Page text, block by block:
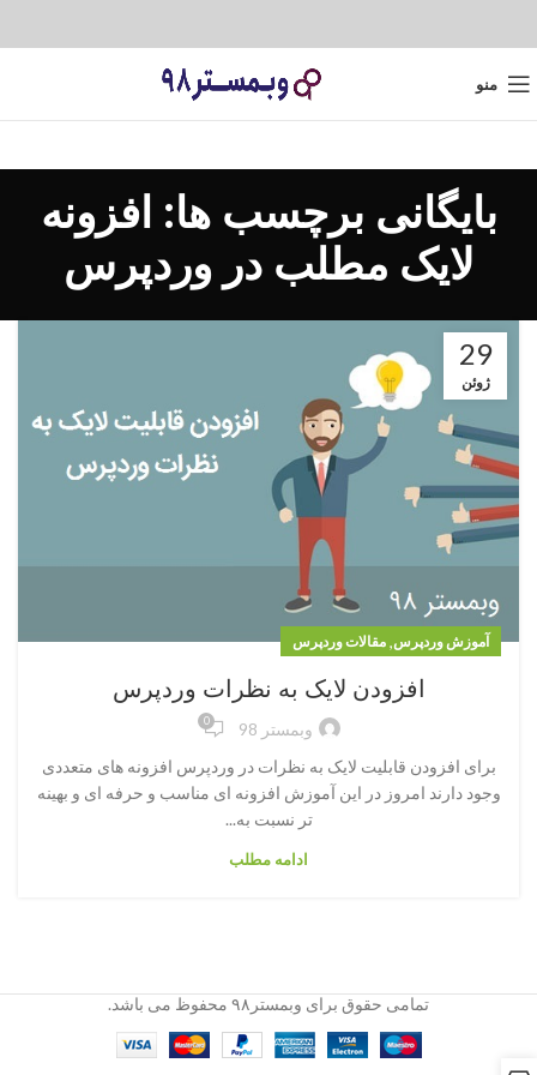
منو
بایگانی برچسب ها: افزونه
لایک مطلب در وردپرس
29
ژوئن
آموزش وردپرس, مقالات وردپرس
افزودن لایک به نظرات وردپرس
وبمستر 98 0
برای افزودن قابلیت لایک به نظرات در وردپرس افزونه های متعددی
وجود دارند امروز در این آموزش افزونه ای مناسب و حرفه ای و بهینه
تر نسبت به...
ادامه مطلب
تمامی حقوق برای وبمستر۹۸ محفوظ می باشد.